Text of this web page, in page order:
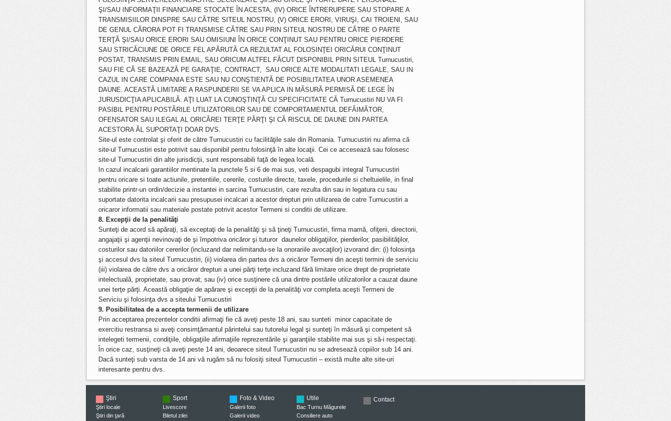
ŞI/SAU INFORMAŢII FINANCIARE STOCATE ÎN ACESTA, (IV) ORICE ÎNTRERUPERE SAU STOPARE A
TRANSMISIILOR DINSPRE SAU CĂTRE SITEUL NOSTRU, (V) ORICE ERORI, VIRUŞI, CAI TROIENI, SAU
DE GENUL CĂRORA POT FI TRANSMISE CĂTRE SAU PRIN SITEUL NOSTRU DE CĂTRE O PARTE
TERŢĂ ŞI/SAU ORICE ERORI SAU OMISIUNI ÎN ORICE CONŢINUT SAU PENTRU ORICE PIERDERE
SAU STRICĂCIUNE DE ORICE FEL APĂRUTĂ CA REZULTAT AL FOLOSINŢEI ORICĂRUI CONŢINUT
POSTAT, TRANSMIS PRIN EMAIL, SAU ORICUM ALTFEL FĂCUT DISPONIBIL PRIN SITEUL Turnucustiri,
SAU FIE CĂ SE BAZEAZĂ PE GARAŢIE, CONTRACT, SAU ORICE ALTE MODALITATI LEGALE, SAU IN
CAZUL IN CARE COMPANIA ESTE SAU NU CONŞTIENTĂ DE POSIBILITATEA UNOR ASEMENEA
DAUNE. ACEASTĂ LIMITARE A RASPUNDERII SE VA APLICA IN MĂSURĂ PERMISĂ DE LEGE ÎN
JURUSDICŢIA APLICABILĂ. AŢI LUAT LA CUNOŞTINŢĂ CU SPECIFICITATE CĂ Turnucustiri NU VA FI
PASIBIL PENTRU POSTĂRILE UTILIZATORILOR SAU DE COMPORTAMENTUL DEFĂIMĂTOR,
OFENSATOR SAU ILEGAL AL ORICĂREI TERŢE PĂRŢI ŞI CĂ RISCUL DE DAUNE DIN PARTEA
ACESTORA ĂL SUPORTAŢI DOAR DVS.
Site-ul este controlat şi oferit de către Turnucustiri cu facilităţile sale din Romania. Turnucustiri nu afirma că
site-ul Turnucustiri este potrivit sau disponibil pentru folosinţă în alte locaţii. Cei ce accesează sau folosesc
site-ul Turnucustiri din alte jurisdicţii, sunt responsabili faţă de legea locală.
In cazul incalcarii garantiilor mentinate la punctele 5 si 6 de mai sus, veti despagubi integral Turnucustiri
pentru oricare si toate actiunile, pretentiile, cererile, costurile directe, taxele, procedurile si cheltuielile, in final
stabilite printr-un ordin/decizie a instantei in sarcina Turnucustiri, care rezulta din sau in legatura cu sau
suportate datorita incalcarii sau presupusei incalcari a acestor drepturi prin utilizarea de catre Turnucustiri a
oricaror informatii sau materiale postate potrivit acestor Termeni si conditii de utilizare.
8. Excepţii de la penalităţi
Sunteţi de acord să apăraţi, să exceptaţi de la penalităţi şi să ţineţi Turnucustiri, firma mamă, ofiţerii, directorii,
angajaţii şi agenţii nevinovaţi de şi împotriva oricăror şi tuturor daunelor obligaţiilor, pierderilor, pasibilităţilor,
costurilor sau datoriilor cererilor (incluzand dar nelimitandu-se la onorariile avocaţilor) izvorand din: (i) folosinţa
şi accesul dvs la siteul Turnucustiri, (ii) violarea din partea dvs a oricăror Termeni din aceşti termini de serviciu
(iii) violarea de către dvs a oricăror drepturi a unei părţi terţe incluzand fără limitare orice drept de proprietate
intelectuală, proprietate, sau provat; sau (iv) orice susţinere că una dintre postările utilizatorilor a cauzat daune
unei terţe părţi. Această obligaţie de apărare şi excepţii de la penalităţi vor completa aceşti Termeni de
Serviciu şi folosinţa dvs a siteului Turnucustiri
9. Posibilitatea de a accepta termenii de utilizare
Prin acceptarea prezentelor conditii afirmaţi fie că aveţi peste 18 ani, sau sunteti minor capacitate de
exercitiu restransa si aveţi consimţămantul părintelui sau tutorelui legal şi sunteţi în măsură şi competent să
intelegeti termenii, condiţiile, obligaţiile afirmaţiile reprezentările şi garanţiile stabilite mai sus şi să-i respectaţi.
În orice caz, susţineţi că aveţi peste 14 ani, deoarece siteul Turnucustiri nu se adresează copiilor sub 14 ani.
Dacă sunteţi sub varsta de 14 ani vă rugăm să nu folosiţi siteul Turnucustiri – există multe alte site-uri
interesante pentru dvs.
Ştiri
Ştiri locale
Ştiri din ţară
Sport
Livescore
Biletul zilei
Foto & Video
Galerii foto
Galerii video
Utile
Bac Turnu Măgurele
Consiliere auto
Contact